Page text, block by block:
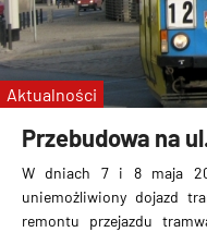
Przebudowa na
W dniach 7 i 8 maja
uniemożliwiony dojazd
remontu przejazdu
Aktualności